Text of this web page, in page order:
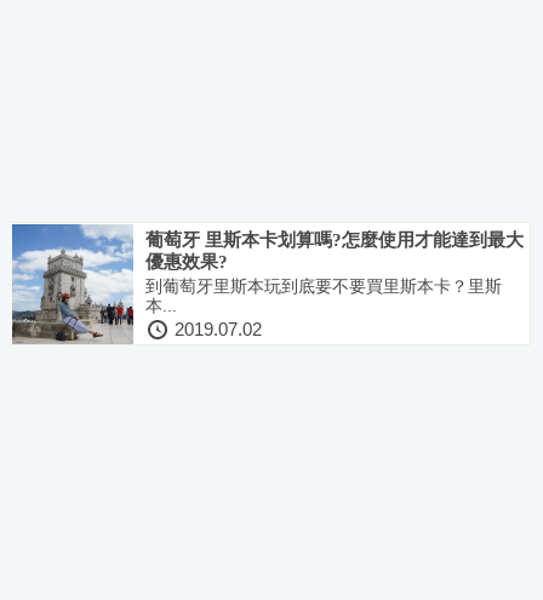
葡萄牙 里斯本卡划算嗎?怎麼使用才能達到最大
優惠效果?
到葡萄牙里斯本玩到底要不要買里斯本卡？里斯
本...
2019.07.02